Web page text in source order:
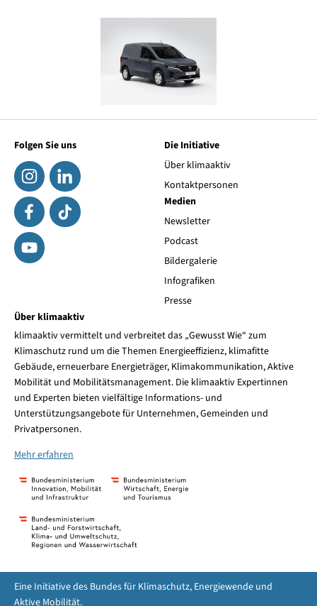
Folgen Sie uns
Die Initiative
Über klimaaktiv
Kontaktpersonen
Medien
Newsletter
Podcast
Bildergalerie
Infografiken
Presse
Über klimaaktiv
klimaaktiv vermittelt und verbreitet das „Gewusst Wie“ zum
Klimaschutz rund um die Themen Energieeffizienz, klimafitte
Gebäude, erneuerbare Energieträger, Klimakommunikation, Aktive
Mobilität und Mobilitätsmanagement. Die klimaaktiv Expertinnen
und Experten bieten vielfältige Informations- und
Unterstützungsangebote für Unternehmen, Gemeinden und
Privatpersonen.
Mehr erfahren
Eine Initiative des Bundes für Klimaschutz, Energiewende und
Aktive Mobilität.